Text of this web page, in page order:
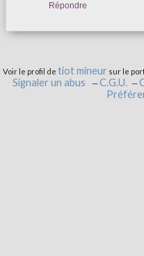
Répondre
Voir le profil de tiot mineur sur le
Signaler un abus
C.G.U.